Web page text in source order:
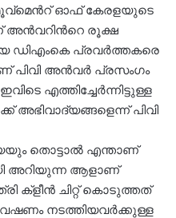
ഓഫ് കേരളയുടെ
അൻവറിന്‍റെ രൂക്ഷ
ഡിഎംകെ പ്രവർത്തകരെ
പിവി അൻവര്‍ പ്രസംഗം
എത്തിച്ചേര്‍ന്നിട്ടുള്ള
പിവി
തൊട്ടാൽ എന്താണ്
അറിയുന്ന ആളാണ്
ക്‌ളീൻ ചിറ്റ് കൊടുത്തത്
നടത്തിയവർക്കുള്ള